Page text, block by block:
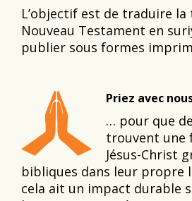
L’objectif est de traduire
Nouveau Testament en
publier sous formes
Priez avec
… pour que
trouvent une
Jésus-Christ
bibliques dans leur propre
cela ait un impact durable